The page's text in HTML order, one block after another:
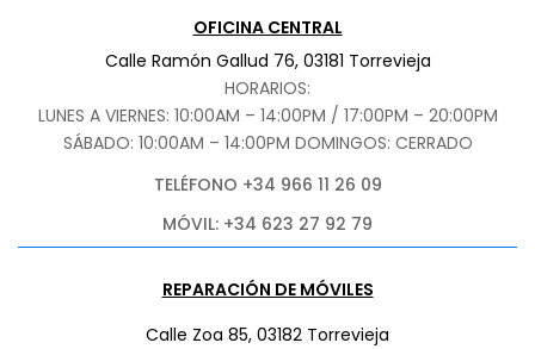
OFICINA CENTRAL
Calle Ramón Gallud 76, 03181 Torrevieja
HORARIOS:
LUNES A VIERNES: 10:00AM – 14:00PM / 17:00PM – 20:00PM
SÁBADO: 10:00AM – 14:00PM DOMINGOS: CERRADO
TELÉFONO +34 966 11 26 09
MÓVIL: +34 623 27 92 79
REPARACIÓN DE MÓVILES
Calle Zoa 85, 03182 Torrevieja